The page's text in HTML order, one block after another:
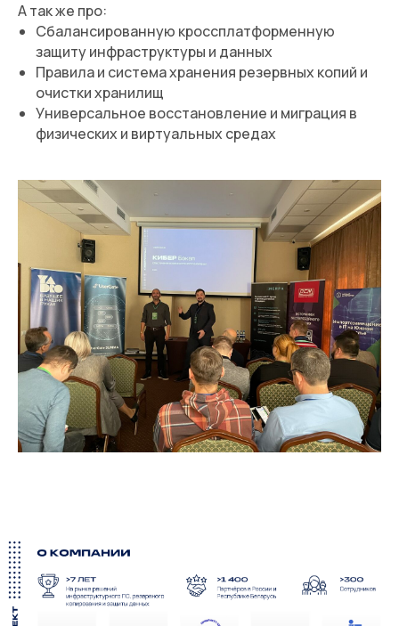
А так же про:
Сбалансированную кроссплатформенную
защиту инфраструктуры и данных
Правила и система хранения резервных копий и
очистки хранилищ
Универсальное восстановление и миграция в
физических и виртуальных средах